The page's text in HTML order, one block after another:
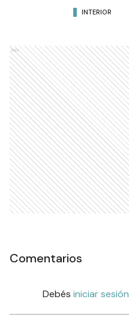
INTERIOR
Ads
Comentarios
Debés iniciar sesión